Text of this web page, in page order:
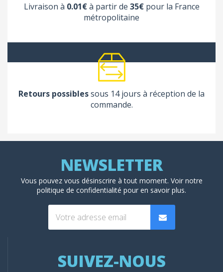
Livraison à 0.01€à partir de 35€pour la France
métropolitaine
Retours possiblessous 14 jours à réception de la
commande.
Vous pouvez vous désinscrire à tout moment. Voir notre
politique de confidentialité pour en savoir plus.
SUIVEZ-NOUS